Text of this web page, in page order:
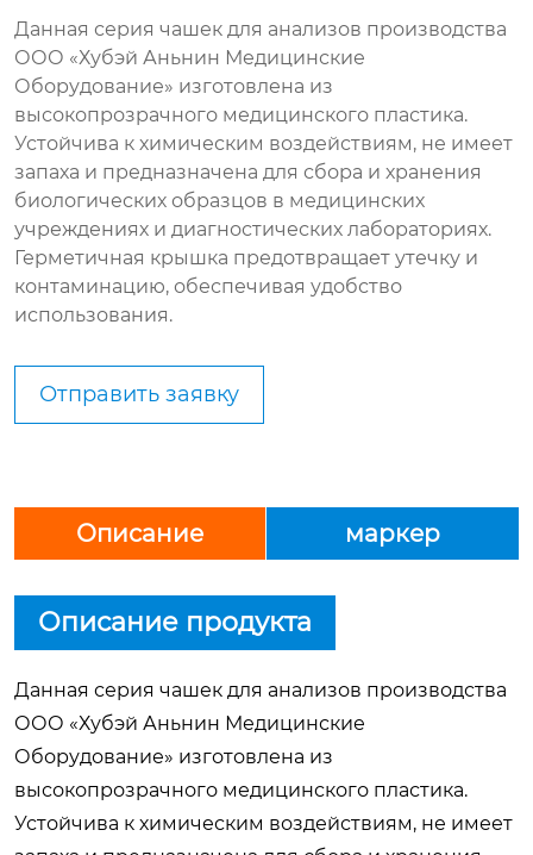
Данная серия чашек для анализов производства
ООО «Хубэй Аньнин Медицинские
Оборудование» изготовлена из
высокопрозрачного медицинского пластика.
Устойчива к химическим воздействиям, не имеет
запаха и предназначена для сбора и хранения
биологических образцов в медицинских
учреждениях и диагностических лабораториях.
Герметичная крышка предотвращает утечку и
контаминацию, обеспечивая удобство
использования.
Отправить заявку
Описание маркер
Описание продукта
Данная серия чашек для анализов производства
ООО «Хубэй Аньнин Медицинские
Оборудование» изготовлена из
высокопрозрачного медицинского пластика.
Устойчива к химическим воздействиям, не имеет